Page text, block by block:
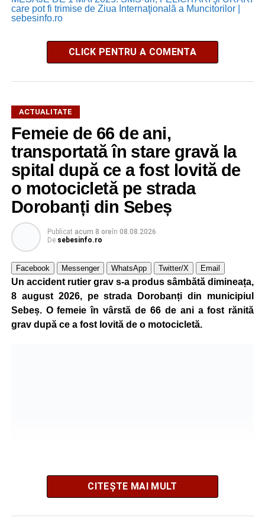
care pot fi trimise de Ziua Internaţională a Muncitorilor |
sebesinfo.ro
CLICK PENTRU A COMENTA
ACTUALITATE
Femeie de 66 de ani,
transportată în stare gravă la
spital după ce a fost lovită de
o motocicletă pe strada
Dorobanți din Sebeș
Publicat acum 8 oreîn 08.08.2026
De sebesinfo.ro
Facebook Messenger WhatsApp Twitter/X Email
Un accident rutier grav s-a produs sâmbătă dimineața,
8 august 2026, pe strada Dorobanți din municipiul
Sebeș. O femeie în vârstă de 66 de ani a fost rănită
grav după ce a fost lovită de o motocicletă.
CITEȘTE MAI MULT